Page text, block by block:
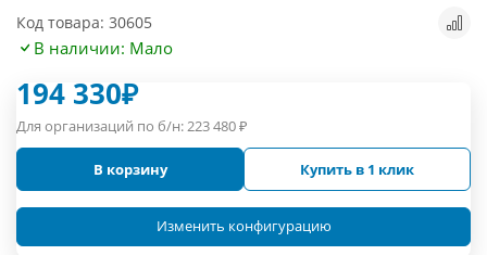
Код товара: 30605
В наличии: Мало
194 330₽
Для организаций по б/н:223 480₽
В корзину Купить в 1 клик
Изменить конфигурацию